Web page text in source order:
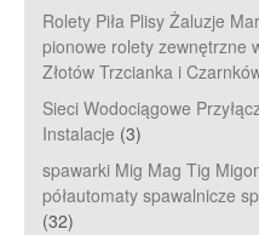
Rolety Piła Plisy Żaluzje
pionowe rolety zewnętrzne
Złotów Trzcianka i
Sieci Wodociągowe
Instalacje (3)
spawarki Mig Mag Tig
półautomaty spawalnicze
(32)